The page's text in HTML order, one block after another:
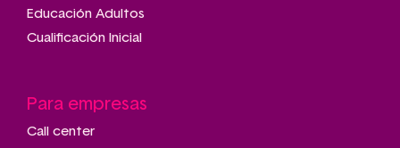
Educación Adultos
Cualificación Inicial
Para empresas
Call center